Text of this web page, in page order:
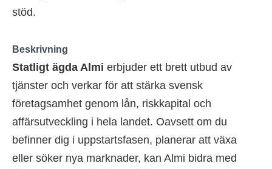
stöd.
Beskrivning
Statligt ägda Almi erbjuder ett brett utbud av
tjänster och verkar för att stärka svensk
företagsamhet genom lån, riskkapital och
affärsutveckling i hela landet. Oavsett om du
befinner dig i uppstartsfasen, planerar att växa
eller söker nya marknader, kan Almi bidra med